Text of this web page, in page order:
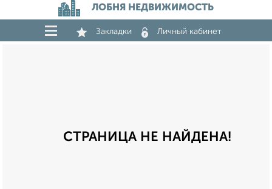
ЛОБНЯ НЕДВИЖИМОСТЬ
Закладки Личный кабинет
СТРАНИЦА НЕ НАЙДЕНА!